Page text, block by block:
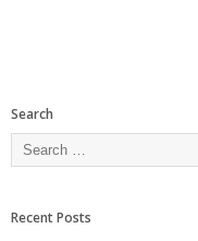
Search
Recent Posts